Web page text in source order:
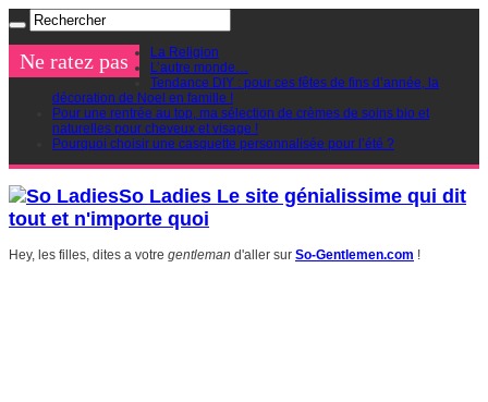
Ne ratez pas
La Religion
L’autre monde…
Tendance DIY : pour ces fêtes de fins d’année, la
décoration de Noel en famille !
Pour une rentrée au top, ma sélection de crèmes de soins bio et
naturelles pour cheveux et visage !
Pourquoi choisir une casquette personnalisée pour l’été ?
So Ladies Le site génialissime qui dit
tout et n'importe quoi
Hey, les filles, dites a votre gentleman d'aller sur So-Gentlemen.com !